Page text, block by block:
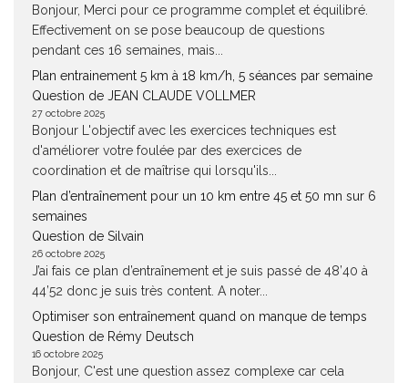
Bonjour, Merci pour ce programme complet et équilibré.
Effectivement on se pose beaucoup de questions
pendant ces 16 semaines, mais...
Plan entrainement 5 km à 18 km/h, 5 séances par semaine
Question de JEAN CLAUDE VOLLMER
27 octobre 2025
Bonjour L'objectif avec les exercices techniques est
d'améliorer votre foulée par des exercices de
coordination et de maîtrise qui lorsqu'ils...
Plan d’entraînement pour un 10 km entre 45 et 50 mn sur 6
semaines
Question de Silvain
26 octobre 2025
J’ai fais ce plan d’entraînement et je suis passé de 48’40 à
44’52 donc je suis très content. A noter...
Optimiser son entraînement quand on manque de temps
Question de Rémy Deutsch
16 octobre 2025
Bonjour, C'est une question assez complexe car cela